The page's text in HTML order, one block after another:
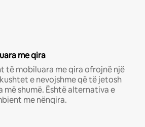
me qira
mobiluara me qira ofrojnë një
e nevojshme që të jetosh
më shumë. Është alternativa e
me nënqira.